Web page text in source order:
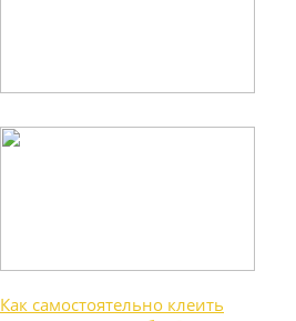
Как самостоятельно клеить